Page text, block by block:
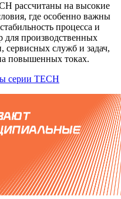
рассчитаны на высокие
где особенно важны
процесса и
для производственных
сервисных служб и задач,
повышенных токах.
серии TECH